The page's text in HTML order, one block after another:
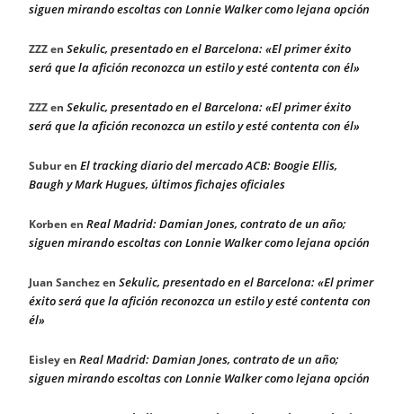
siguen mirando escoltas con Lonnie Walker como lejana opción
ZZZen Sekulic, presentado en el Barcelona: «El primer éxito
será que la afición reconozca un estilo y esté contenta con él»
ZZZen Sekulic, presentado en el Barcelona: «El primer éxito
será que la afición reconozca un estilo y esté contenta con él»
Suburen El tracking diario del mercado ACB: Boogie Ellis,
Baugh y Mark Hugues, últimos fichajes oficiales
Korben en Real Madrid: Damian Jones, contrato de un año;
siguen mirando escoltas con Lonnie Walker como lejana opción
Juan Sanchezen Sekulic, presentado en el Barcelona: «El primer
éxito será que la afición reconozca un estilo y esté contenta con
él»
Eisleyen Real Madrid: Damian Jones, contrato de un año;
siguen mirando escoltas con Lonnie Walker como lejana opción